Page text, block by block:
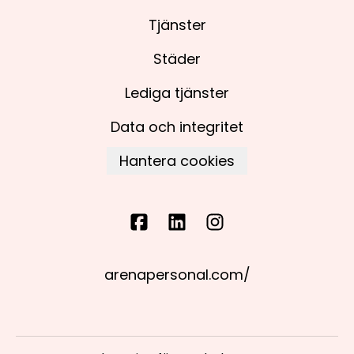
Tjänster
Städer
Lediga tjänster
Data och integritet
Hantera cookies
arenapersonal.com/